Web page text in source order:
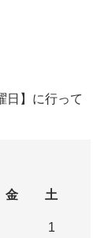
日】に行って
金 土
1